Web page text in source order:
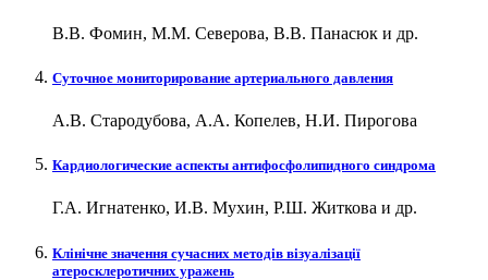
В.В. Фомин, М.М. Северова, В.В. Панасюк и др.
Суточное мониторирование артериального давления
А.В. Стародубова, А.А. Копелев, Н.И. Пирогова
Кардиологические аспекты антифосфолипидного синдрома
Г.А. Игнатенко, И.В. Мухин, Р.Ш. Житкова и др.
Клінічне значення сучасних методів візуалізації
атеросклеротичних уражень